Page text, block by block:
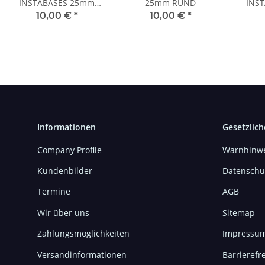
INSTABASES 25mm
RUND
10,00 € *
25mm RUND
10,00 € *
Informationen
Company Profile
Kundenbilder
Termine
Wir über uns
Zahlungsmöglichkeiten
Versandinformationen
AGB
Sitemap